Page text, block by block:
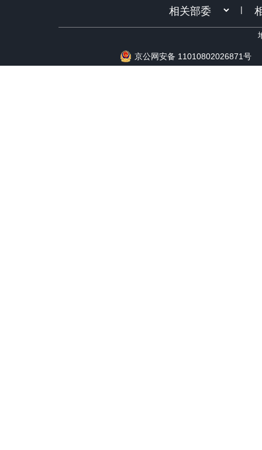
|
京公网安备 11010802026871号